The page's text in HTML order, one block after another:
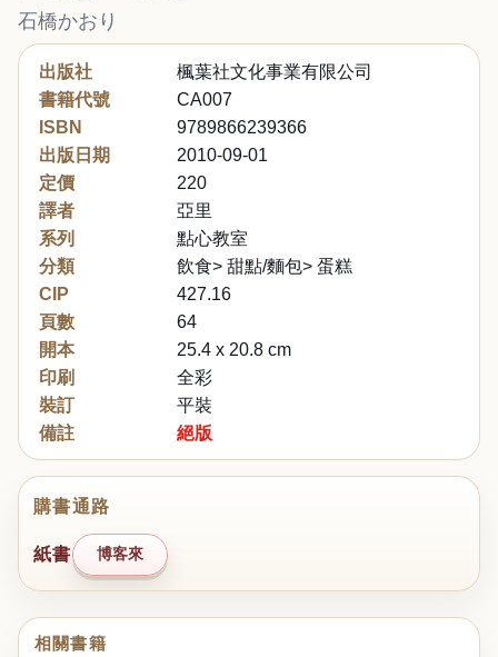
石橋かおり
出版社
楓葉社文化事業有限公司
書籍代號
CA007
ISBN
9789866239366
出版日期
2010-09-01
定價
220
譯者
亞里
系列
點心教室
分類
飲食> 甜點/麵包> 蛋糕
CIP
427.16
頁數
64
開本
25.4 x 20.8 cm
印刷
全彩
裝訂
平裝
備註
絕版
購書通路
紙書 博客來
相關書籍